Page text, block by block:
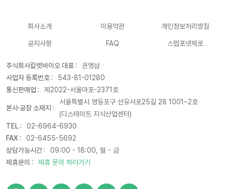
회사소개 이용약관 개인정보처리방침
공지사항 FAQ 스텝포넷제로
주식회사칼렛바이오 대표 :
권영삼
사업자 등록번호 :
543-81-01280
통신판매업 :
제2022-서울마포-2371호
본사·공장 소재지 :
서울특별시 영등포구 선유서로25길 28 1001~2호
(디스테이트 지식산업센터)
TEL :
02-6964-6930
FAX :
02-6455-5692
상담가능시간 :
09:00 - 18:00, 월 - 금
제휴문의 :
제휴 문의 하러가기